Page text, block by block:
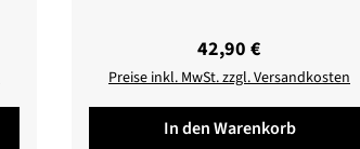
Regulärer Preis:
42,90 €
Preise inkl. MwSt. zzgl. Versandkosten
In den Warenkorb